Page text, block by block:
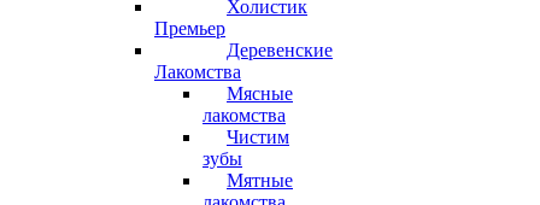
Холистик
Премьер
Деревенские
Лакомства
Мясные
лакомства
Чистим
зубы
Мятные